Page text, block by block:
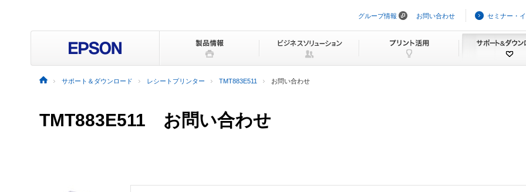
ビ
ョ
グループ情報 お問い合わせ セミナー・
サポート＆ダウンロード レシートプリンター TMT883E511 お問い合わせ
TMT883E511 お問い合わせ